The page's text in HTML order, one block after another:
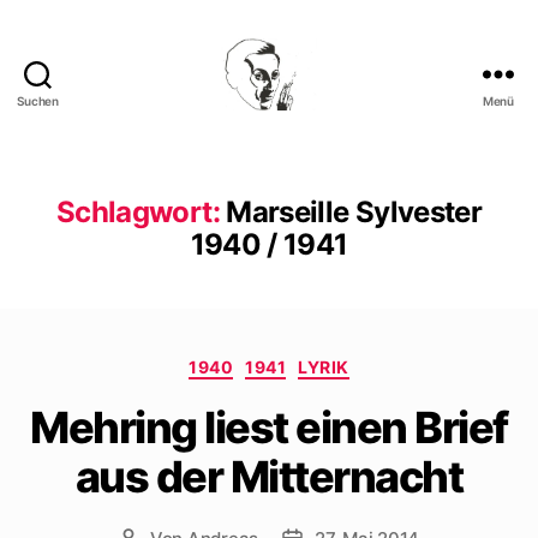
Suchen Menü
Schlagwort: Marseille Sylvester
1940 / 1941
Kategorien
1940 1941 LYRIK
Mehring liest einen Brief
aus der Mitternacht